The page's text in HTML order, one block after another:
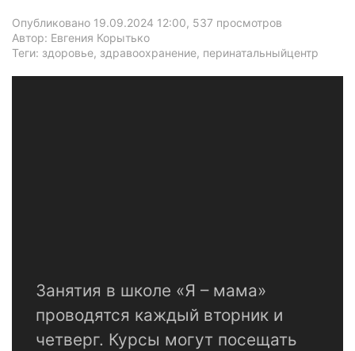
Опубликовано 19.09.2024 12:00, 537 просмотров
Автор: Евгения Корытько
Теги: здоровье, здравоохранение, перинатальныйцентр
Занятия в школе «Я – мама»
проводятся каждый вторник и
четверг. Курсы могут посещать